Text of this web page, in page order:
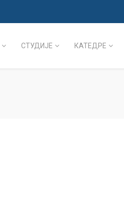
СТУДИЈЕ КАТЕДРЕ